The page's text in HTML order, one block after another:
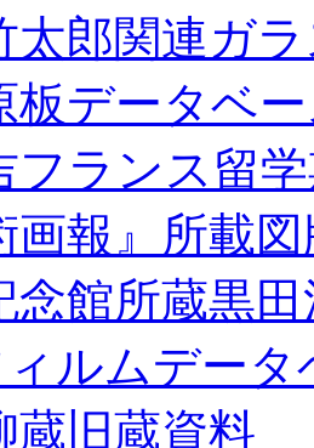
太郎関連ガ
板データベ
フランス留
画報』所載
念館所蔵黒
ルムデータ
蔵旧蔵資料